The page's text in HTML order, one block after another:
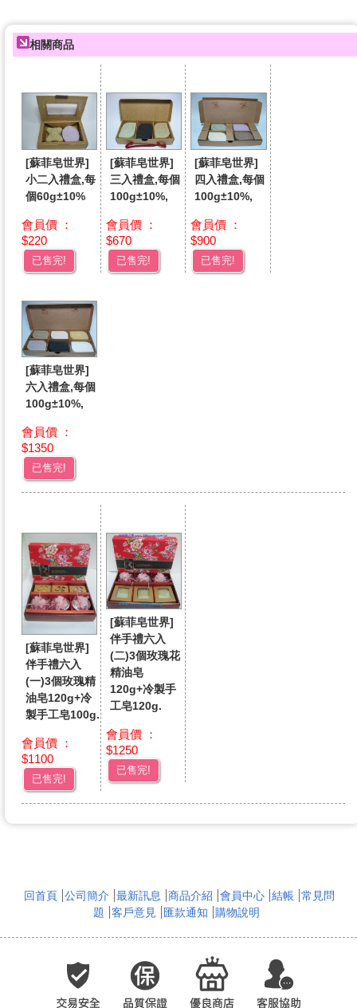
相關商品
[蘇菲皂世界]
小二入禮盒,每
個60g±10%
會員價 ：
$220
已售完!
[蘇菲皂世界]
三入禮盒,每個
100g±10%,
會員價 ：
$670
已售完!
[蘇菲皂世界]
四入禮盒,每個
100g±10%,
會員價 ：
$900
已售完!
[蘇菲皂世界]
六入禮盒,每個
100g±10%,
會員價 ：
$1350
已售完!
[蘇菲皂世界]
伴手禮六入
(一)3個玫瑰精
油皂120g+冷
製手工皂100g.
會員價 ：
$1100
已售完!
[蘇菲皂世界]
伴手禮六入
(二)3個玫瑰花
精油皂
120g+冷製手
工皂120g.
會員價 ：
$1250
已售完!
回首頁 公司簡介 最新訊息 商品介紹 會員中心 結帳 常見問
題
客戶意見 匯款通知 購物說明